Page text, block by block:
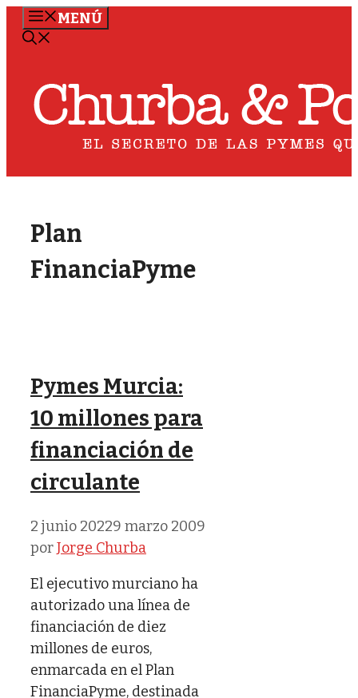
Saltar
MENÚ
Plan
FinanciaPyme
Pymes Murcia:
10 millones para
financiación de
circulante
2 junio 20229 marzo 2009
porJorge Churba
El ejecutivo murciano ha
autorizado una línea de
financiación de diez
millones de euros,
enmarcada en el Plan
FinanciaPyme, destinada